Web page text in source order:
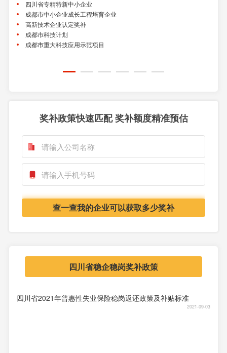
四川省专精特新中小企业
成都市中小企业成长工程培育企业
高新技术企业认定奖补
成都市科技计划
成都市重大科技应用示范项目
奖补政策快速匹配 奖补额度精准预估
查一查我的企业可以获取多少奖补
四川省稳企稳岗奖补政策
四川省2021年普惠性失业保险稳岗返还政策及补贴标准
2021-09-03